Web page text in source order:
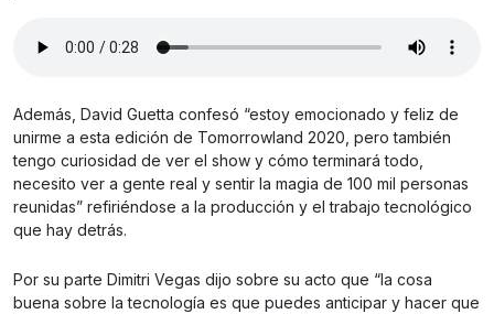
Además, David Guetta confesó “estoy emocionado y feliz de
unirme a esta edición de Tomorrowland 2020, pero también
tengo curiosidad de ver el show y cómo terminará todo,
necesito ver a gente real y sentir la magia de 100 mil personas
reunidas” refiriéndose a la producción y el trabajo tecnológico
que hay detrás.
Por su parte Dimitri Vegas dijo sobre su acto que “la cosa
buena sobre la tecnología es que puedes anticipar y hacer que